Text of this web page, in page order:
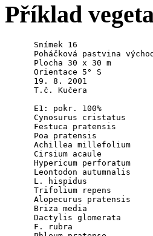
Příklad
      Snímek 16
Poháčková pastvina
      Plocha 30 x 30 m
      Orientace 5° S
      19. 8. 2001
      T.č. Kučera
      E1: pokr. 100%
Cynosurus cristatus
Festuca pratensis
Poa pratensis
Achillea millefolium
Cirsium acaule
Hypericum perforatum
Leontodon autumnalis
L. hispidus
Trifolium repens
Alopecurus pratensis
Briza media
Dactylis glomerata
F. rubra